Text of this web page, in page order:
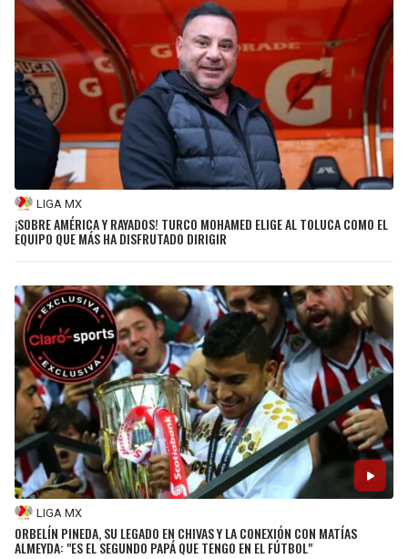
LIGA MX
¡SOBRE AMÉRICA Y RAYADOS! TURCO MOHAMED ELIGE AL TOLUCA COMO EL
EQUIPO QUE MÁS HA DISFRUTADO DIRIGIR
LIGA MX
ORBELÍN PINEDA, SU LEGADO EN CHIVAS Y LA CONEXIÓN CON MATÍAS
ALMEYDA: "ES EL SEGUNDO PAPÁ QUE TENGO EN EL FÚTBOL"